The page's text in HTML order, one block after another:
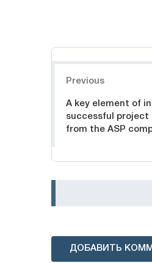
Previous
A key element of
successful project
from the ASP
ДОБАВИТЬ